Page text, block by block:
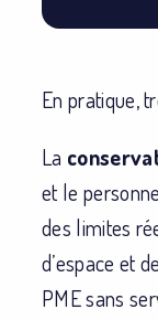
En pratique,
La
et le
des limites
d’espace et
PME sans